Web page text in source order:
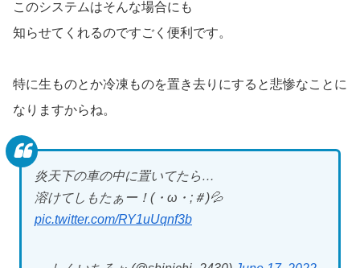
このシステムはそんな場合にも
知らせてくれるのですごく便利です。
特に生ものとか冷凍ものを置き去りにすると悲惨なことに
なりますからね。
炎天下の車の中に置いてたら…
溶けてしもたぁー！(・ω・;＃)💦
pic.twitter.com/RY1uUqnf3b